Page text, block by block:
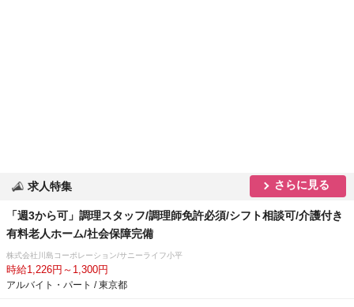
求人特集 さらに見る
「週3から可」調理スタッフ/調理師免許必須/シフト相談可/介護付き
有料老人ホーム/社会保障完備
株式会社川島コーポレーション/サニーライフ小平
時給1,226円～1,300円
アルバイト・パート / 東京都